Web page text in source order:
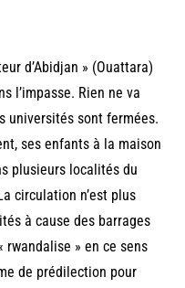
d’Abidjan » (Ouattara)
l’impasse. Rien ne va
universités sont fermées.
ses enfants à la maison
plusieurs localités du
circulation n’est plus
à cause des barrages
rwandalise » en ce sens
de prédilection pour